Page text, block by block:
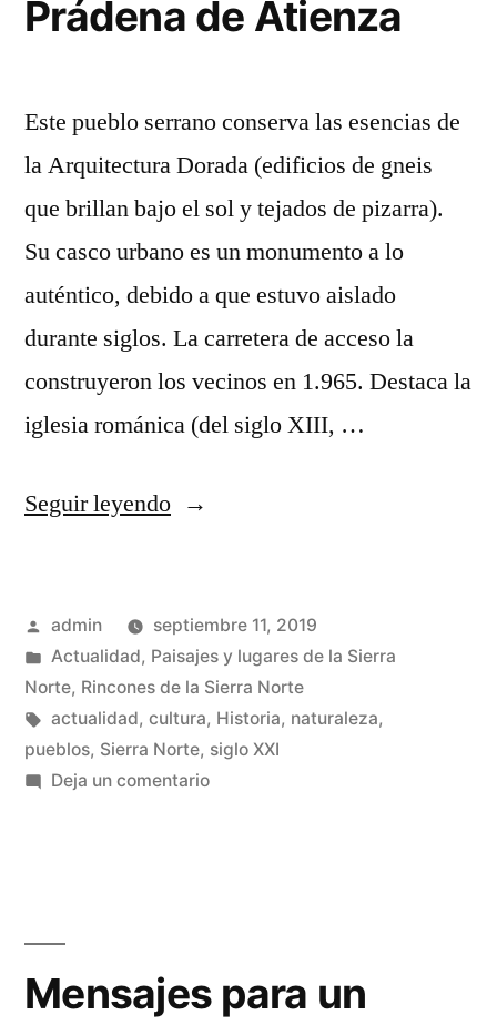
la
Prádena de Atienza
Este pueblo serrano conserva las esencias de
la Arquitectura Dorada (edificios de gneis
que brillan bajo el sol y tejados de pizarra).
Su casco urbano es un monumento a lo
auténtico, debido a que estuvo aislado
durante siglos. La carretera de acceso la
construyeron los vecinos en 1.965. Destaca la
iglesia románica (del siglo XIII, …
Seguir leyendo«Prádena
Publicado
por
admin
septiembre 11, 2019
Publicado
en
Actualidad, Paisajes y lugares de la Sierra
Norte, Rincones de la Sierra Norte
Etiquetas:
actualidad, cultura, Historia, naturaleza,
pueblos, Sierra Norte, siglo XXI
Deja un comentarioen
Mensajes para un